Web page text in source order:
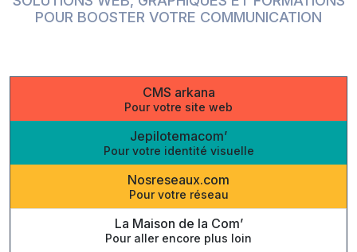
POUR BOOSTER VOTRE COMMUNICATION
CMS arkana
Pour votre site web
Jepilotemacom’
Pour votre identité visuelle
Nosreseaux.com
Pour votre réseau
La Maison de la Com’
Pour aller encore plus loin